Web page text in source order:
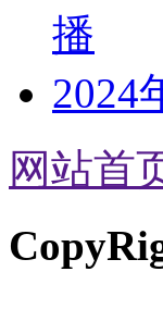
播
2024
网站首